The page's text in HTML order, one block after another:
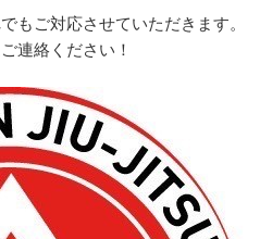
もご対応させていただきます。
連絡ください！